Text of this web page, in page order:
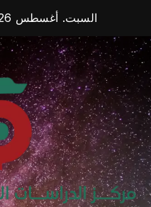
content
السبت. أغسطس 8th, 2026